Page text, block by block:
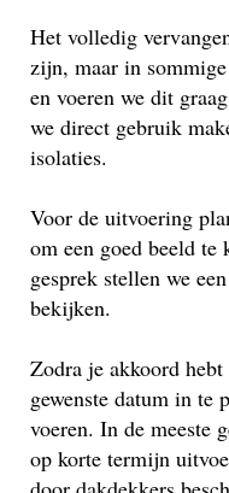
Het volledig
zijn, maar in
en voeren we dit
we direct gebruik
isolaties.
Voor de uitvoering
om een goed beeld
gesprek stellen we
bekijken.
Zodra je akkoord
gewenste datum in te
voeren. In de meeste
op korte termijn